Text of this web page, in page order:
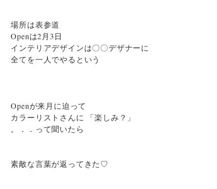
場所は表参道
Openは2月3日
インテリアデザインは〇〇デザナーに
全てを一人でやるという
Openが来月に迫って
カラーリストさんに 「楽しみ？」
。．．って聞いたら
素敵な言葉が返ってきた♡